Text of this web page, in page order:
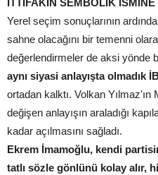
İTTİFAKIN SEMBOLİK
Yerel seçim sonuçlarının
sahne olacağını bir temenni
değerlendirmeler de aksi yönde
aynı siyasi anlayışta olmadık
ortadan kalktı. Volkan
değişen anlayışın araladığı
kadar açılmasını sağladı.
Ekrem İmamoğlu, kendi
tatlı sözle gönlünü kolay alır,